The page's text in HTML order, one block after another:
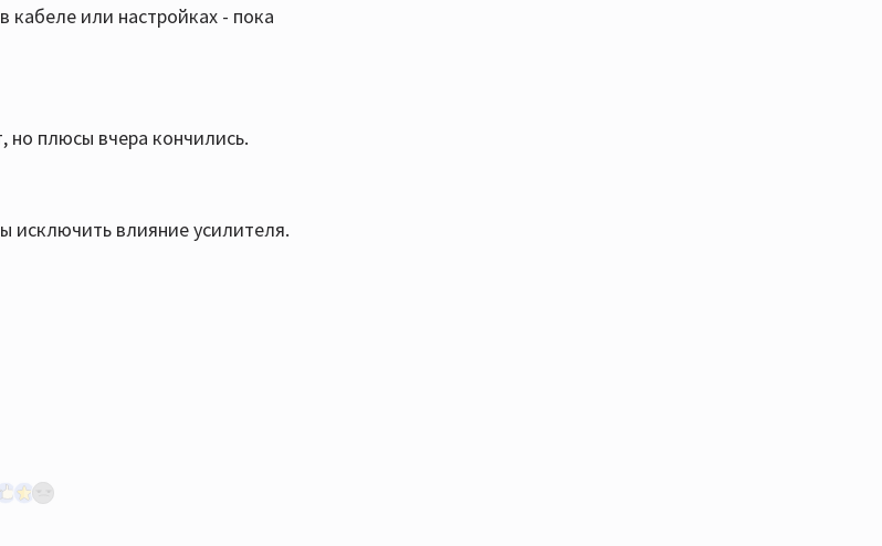
кабеле или настройках - пока
но плюсы вчера кончились.
исключить влияние усилителя.
именно по гудению.